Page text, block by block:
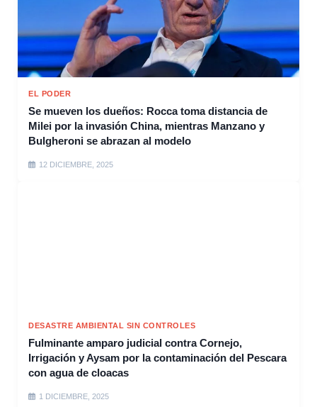
EL PODER
Se mueven los dueños: Rocca toma distancia de
Milei por la invasión China, mientras Manzano y
Bulgheroni se abrazan al modelo
12 DICIEMBRE, 2025
DESASTRE AMBIENTAL SIN CONTROLES
Fulminante amparo judicial contra Cornejo,
Irrigación y Aysam por la contaminación del Pescara
con agua de cloacas
1 DICIEMBRE, 2025